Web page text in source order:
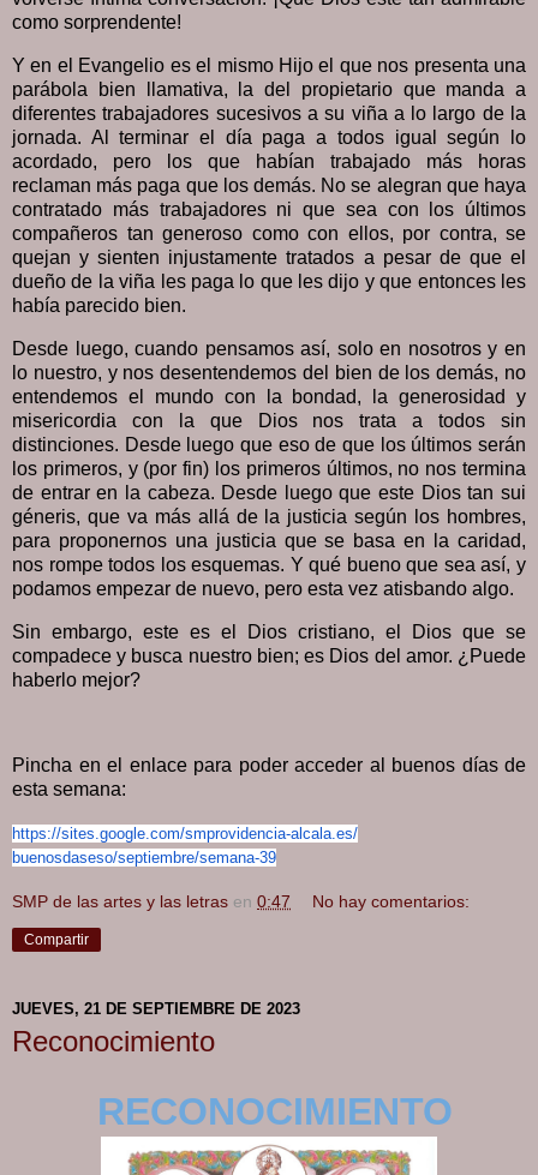
como sorprendente!
Y en el Evangelio es el mismo Hijo el que nos presenta una
parábola bien llamativa, la del propietario que manda a
diferentes trabajadores sucesivos a su viña a lo largo de la
jornada. Al terminar el día paga a todos igual según lo
acordado, pero los que habían trabajado más horas
reclaman más paga que los demás. No se alegran que haya
contratado más trabajadores ni que sea con los últimos
compañeros tan generoso como con ellos, por contra, se
quejan y sienten injustamente tratados a pesar de que el
dueño de la viña les paga lo que les dijo y que entonces les
había parecido bien.
Desde luego, cuando pensamos así, solo en nosotros y en
lo nuestro, y nos desentendemos del bien de los demás, no
entendemos el mundo con la bondad, la generosidad y
misericordia con la que Dios nos trata a todos sin
distinciones. Desde luego que eso de que los últimos serán
los primeros, y (por fin) los primeros últimos, no nos termina
de entrar en la cabeza. Desde luego que este Dios tan sui
géneris, que va más allá de la justicia según los hombres,
para proponernos una justicia que se basa en la caridad,
nos rompe todos los esquemas. Y qué bueno que sea así, y
podamos empezar de nuevo, pero esta vez atisbando algo.
Sin embargo, este es el Dios cristiano, el Dios que se
compadece y busca nuestro bien; es Dios del amor. ¿Puede
haberlo mejor?
Pincha en el enlace para poder acceder al buenos días de
esta semana:
https://sites.google.com/smprovidencia-alcala.es/
buenosdaseso/septiembre/semana-39
SMP de las artes y las letras en 0:47 No hay comentarios:
Compartir
JUEVES, 21 DE SEPTIEMBRE DE 2023
Reconocimiento
RECONOCIMIENTO